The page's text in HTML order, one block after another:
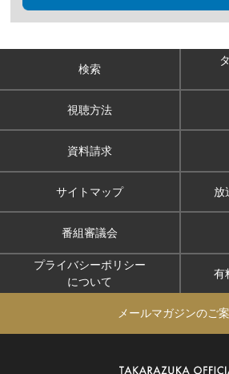
検索
視聴方法
資料請求
サイトマップ 放
番組審議会
プライバシーポリシー
について
有
メールマガジンのご